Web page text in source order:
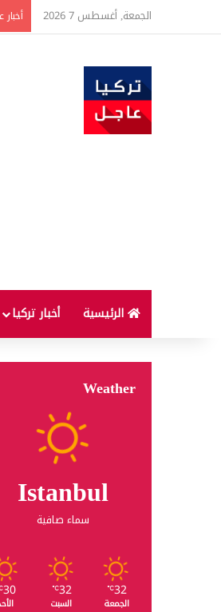
الجمعة, أغسطس 7 2026 أخبار
الرئيسية أخبار تركيا
Weather
Istanbul
سماء صافية
32
℃
الجمعة
32
℃
السبت
30